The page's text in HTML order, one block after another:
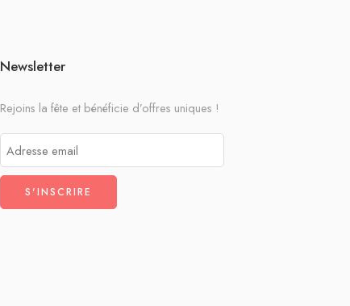
Newsletter
Rejoins la fête et bénéficie d’offres uniques !